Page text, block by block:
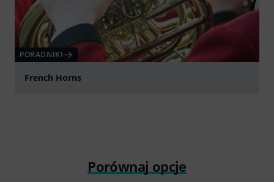
PORADNIKI
French Horns
Porównaj opcje